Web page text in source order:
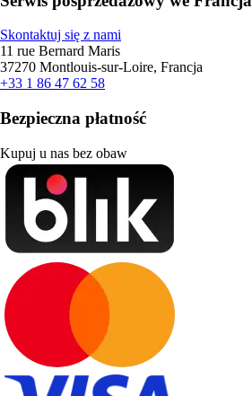
Skontaktuj się z nami
11 rue Bernard Maris
37270 Montlouis-sur-Loire, Francja
+33 1 86 47 62 58
Bezpieczna płatność
Kupuj u nas bez obaw